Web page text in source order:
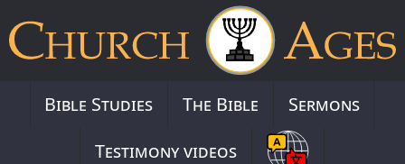
Bible Studies The Bible
Sermons
Testimony videos